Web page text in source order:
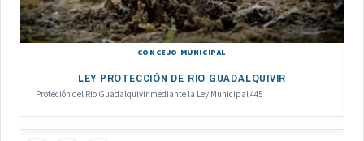
CONCEJO MUNICIPAL
LEY PROTECCIÓN DE RIO GUADALQUIVIR
Proteción del Rio Guadalquivir mediante la Ley Municipal 445